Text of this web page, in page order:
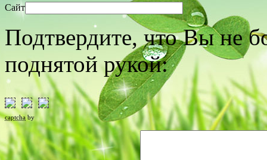
Сайт
Подтвердите, что Вы не
поднятой рукой:
captchaby